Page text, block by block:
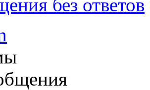
без ответов